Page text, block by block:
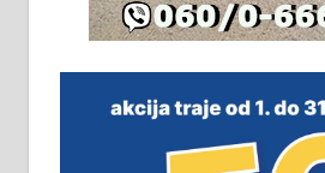
незавршена кућа
м2 са плацем од 8 ари
виру у Алексинцу.
замена. 064/21-63-584